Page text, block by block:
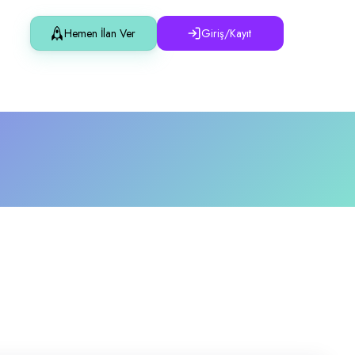
Hemen İlan Ver Giriş/Kayıt